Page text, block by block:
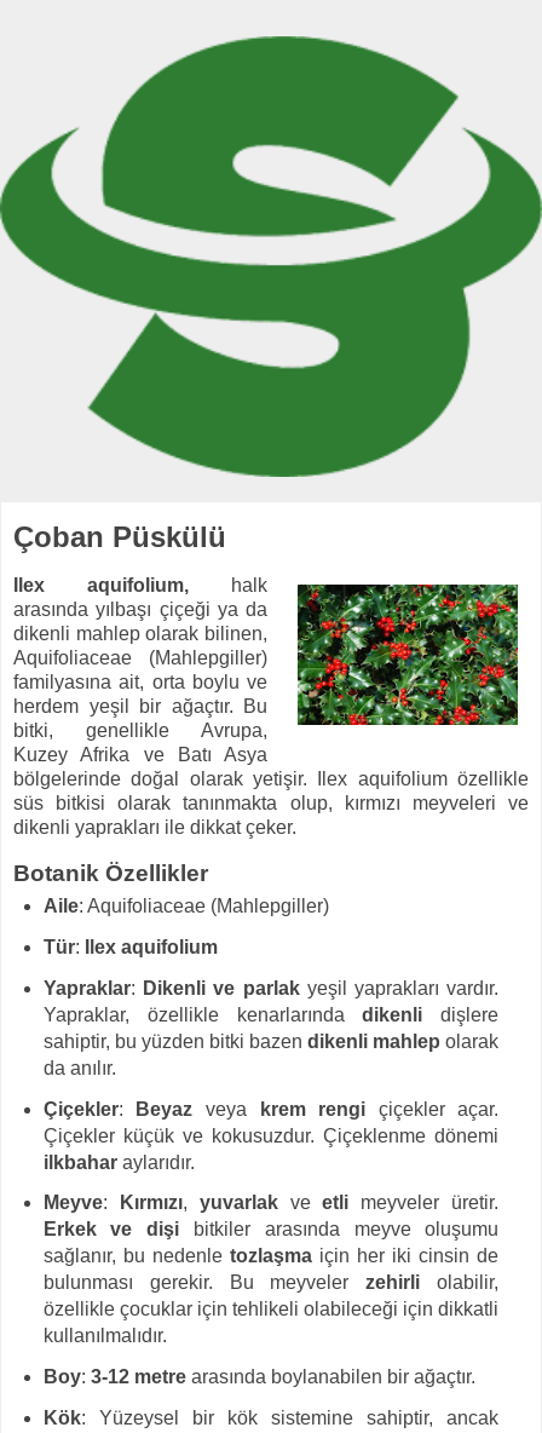
Çoban Püskülü
Ilex aquifolium,
halk
arasında yılbaşı çiçeği ya da
dikenli mahlep olarak bilinen,
Aquifoliaceae (Mahlepgiller)
familyasına ait, orta boylu ve
herdem yeşil bir ağaçtır. Bu
bitki, genellikle Avrupa,
Kuzey Afrika ve Batı Asya
bölgelerinde doğal olarak yetişir. Ilex aquifolium özellikle
süs bitkisi olarak tanınmakta olup, kırmızı meyveleri ve
dikenli yaprakları ile dikkat çeker.
Botanik Özellikler
Aile: Aquifoliaceae (Mahlepgiller)
Tür:
Ilex aquifolium
Yapraklar: Dikenli ve parlakyeşil yaprakları vardır.
Yapraklar, özellikle kenarlarındadikenli dişlere
sahiptir, bu yüzden bitki bazendikenli mahlep olarak
da anılır.
Çiçekler: Beyaz veya krem rengi çiçekler açar.
Çiçekler küçük ve kokusuzdur. Çiçeklenme dönemi
ilkbaharaylarıdır.
Meyve: Kırmızı, yuvarlakveetli meyveler üretir.
Erkek ve dişi bitkiler arasında meyve oluşumu
sağlanır, bu nedenle tozlaşmaiçin her iki cinsin de
bulunması gerekir. Bu meyvelerzehirli olabilir,
özellikle çocuklar için tehlikeli olabileceği için dikkatli
kullanılmalıdır.
Boy: 3-12 metrearasında boylanabilen bir ağaçtır.
Kök: Yüzeysel bir kök sistemine sahiptir, ancak